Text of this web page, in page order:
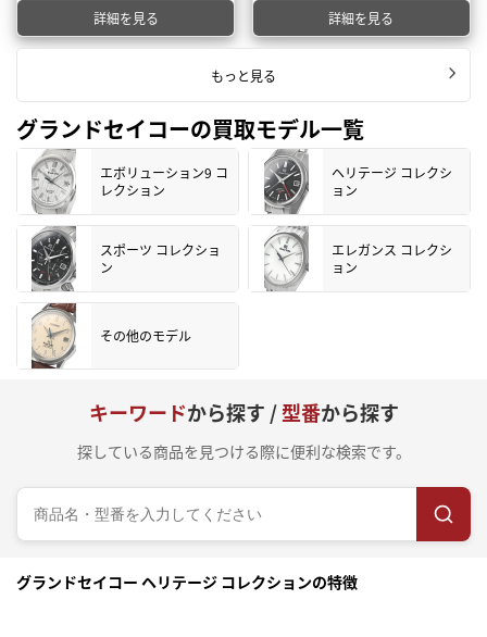
詳細を見る 詳細を見る
もっと見る
グランドセイコーの買取モデル一覧
エボリューション9 コ
レクション
ヘリテージ コレクシ
ョン
スポーツ コレクショ
ン
エレガンス コレクシ
ョン
その他のモデル
キーワードから探す /型番から探す
探している商品を見つける際に便利な検索です。
グランドセイコー ヘリテージ コレクションの特徴